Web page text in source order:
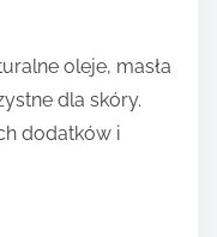
oleje, masła
dla skóry.
dodatków i